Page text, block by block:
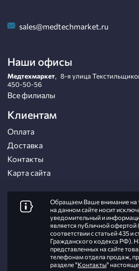
sales@medtechmarket.ru
Наши офисы
Медтехмаркет, 8-я улица
450-50-56
Все филиалы
Клиентам
Оплата
Доставка
Контакты
Карта сайта
Обращаем Ваше внимание на
на данном сайте носит
уведомительный и
является публичной
соответствии с статьей 435 и
Гражданского кодекса РФ).
представленных на сайте
телефонам отдела продаж,
разделе "Контакты"